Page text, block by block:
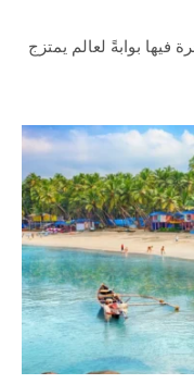
فيها بوابةً لعالم يمتزج